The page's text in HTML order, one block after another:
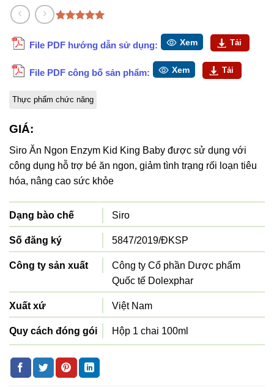
Thực phẩm chức năng
dựa trên
đánh giá
GIÁ:
Siro Ăn Ngon Enzym Kid King Baby được sử dụng với
công dụng hỗ trợ bé ăn ngon, giảm tình trạng rối loạn tiêu
hóa, nâng cao sức khỏe
File PDF hướng dẫn sử dụng: Xem Tải
File PDF công bố sản phẩm: Xem Tải
Dạng bào chế Siro
Số đăng ký 5847/2019/ĐKSP
Công ty sản xuất
Công ty Cổ phần Dược phẩm
Quốc tế Dolexphar
Xuất xứ Việt Nam
Quy cách đóng gói Hộp 1 chai 100ml